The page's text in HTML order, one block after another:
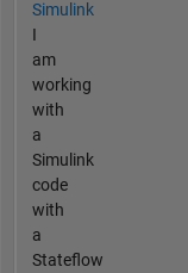
Simulink
I
am
working
with
a
Simulink
code
with
a
Stateflow